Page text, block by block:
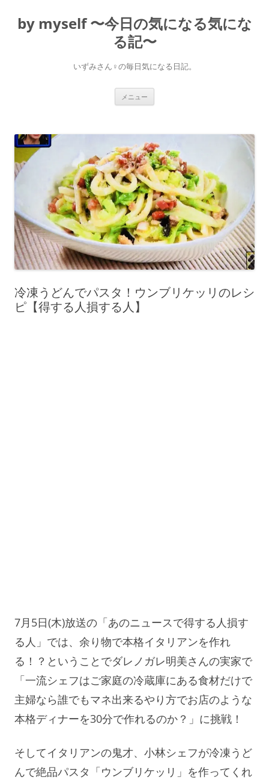
テ
ン
by myself 〜今日の気になる気にな
る記〜
いずみさん♀の毎日気になる日記。
メニュー
冷凍うどんでパスタ！ウンブリケッリのレシ
ピ【得する人損する人】
7月5日(木)放送の「あのニュースで得する人損す
る人」では、余り物で本格イタリアンを作れ
る！？ということでダレノガレ明美さんの実家で
「一流シェフはご家庭の冷蔵庫にある食材だけで
主婦なら誰でもマネ出来るやり方でお店のような
本格ディナーを30分で作れるのか？」に挑戦！
そしてイタリアンの鬼才、小林シェフが冷凍うど
んで絶品パスタ「ウンブリケッリ」を作ってくれ